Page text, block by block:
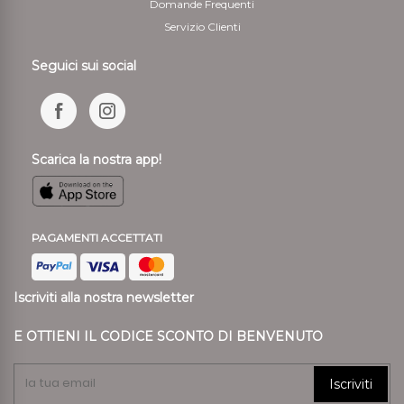
Domande Frequenti
Servizio Clienti
Seguici sui social
Scarica la nostra app!
PAGAMENTI ACCETTATI
Iscriviti alla nostra newsletter
E OTTIENI IL CODICE SCONTO DI BENVENUTO
Iscriviti